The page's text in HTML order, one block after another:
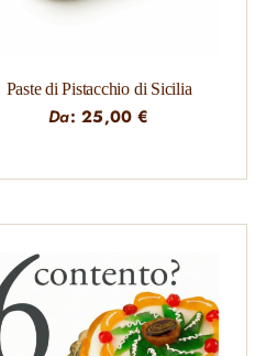
Paste di Pistacchio di Sicilia
Da:25,00€